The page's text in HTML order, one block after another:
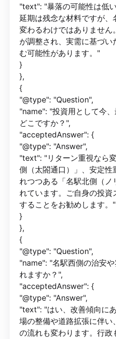
"text": "暴落の可能性は低
延期は残念な材料ですが
変わるわけではありませ
が調整され、実需に基づ
む可能性があります。"
}
},
{
"@type": "Question",
"name": "投資用として今
どこですか？",
"acceptedAnswer": {
"@type": "Answer",
"text": "リターン重視なら
側（太閤通口）」、安定性
れつつある「名駅北側（ノ
れています。ご自身の投
することをお勧めします。"
}
},
{
"@type": "Question",
"name": "名駅西側の治安
れますか？",
"acceptedAnswer": {
"@type": "Answer",
"text": "はい、改善傾向に
場の整備や道路拡張に伴い
の流れも変わります。行政